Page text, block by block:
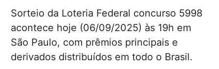
Sorteio da Loteria Federal concurso 5998
acontece hoje (06/09/2025) às 19h em
São Paulo, com prêmios principais e
derivados distribuídos em todo o Brasil.